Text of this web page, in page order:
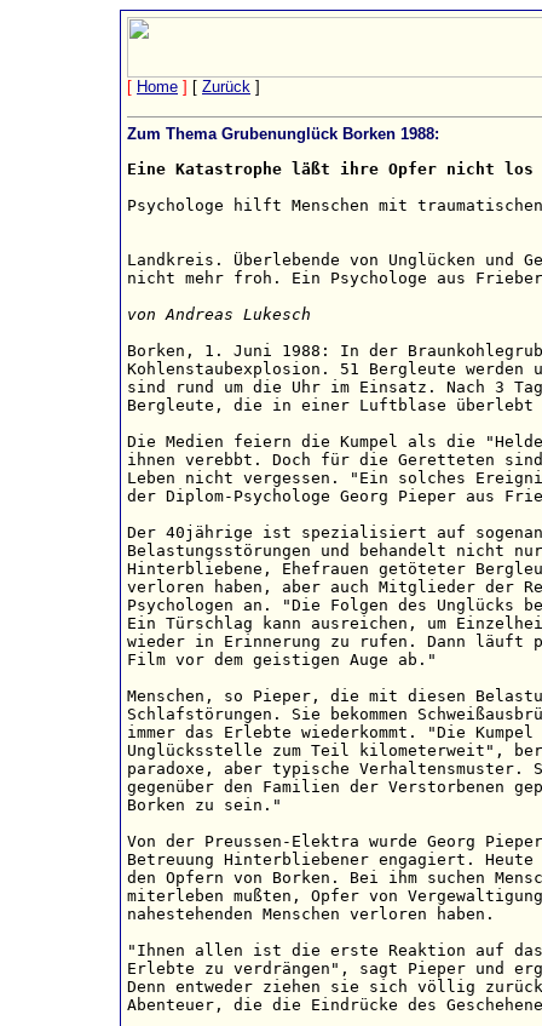
[ Home ] [ Zurück ]
Zum Thema Grubenunglück Borken 1988:
Eine Katastrophe läßt ihre Opfer nicht los
Psychologe hilft Menschen mit
Landkreis. Überlebende von Unglücken
nicht mehr froh. Ein Psychologe aus
von Andreas Lukesch
Borken, 1. Juni 1988: In der
Kohlenstaubexplosion. 51 Bergleute
sind rund um die Uhr im Einsatz. Nach 3
Bergleute, die in einer Luftblase überlebt
Die Medien feiern die Kumpel als die
ihnen verebbt. Doch für die Geretteten
Leben nicht vergessen. "Ein solches
der Diplom-Psychologe Georg Pieper aus
Der 40jährige ist spezialisiert auf
Belastungsstörungen und behandelt nicht
Hinterbliebene, Ehefrauen getöteter
verloren haben, aber auch Mitglieder der
Psychologen an. "Die Folgen des Unglücks
Ein Türschlag kann ausreichen, um
wieder in Erinnerung zu rufen. Dann
Film vor dem geistigen Auge ab."
Menschen, so Pieper, die mit diesen
Schlafstörungen. Sie bekommen
immer das Erlebte wiederkommt. "Die
Unglücksstelle zum Teil kilometerweit",
paradoxe, aber typische Verhaltensmuster.
gegenüber den Familien der Verstorbenen
Borken zu sein."
Von der Preussen-Elektra wurde Georg
Betreuung Hinterbliebener engagiert.
den Opfern von Borken. Bei ihm suchen
miterleben mußten, Opfer von
nahestehenden Menschen verloren haben.
"Ihnen allen ist die erste Reaktion auf das
Erlebte zu verdrängen", sagt Pieper und
Denn entweder ziehen sie sich völlig
Abenteuer, die die Eindrücke des